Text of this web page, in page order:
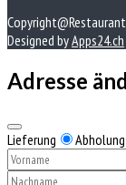
Designed byApps24.ch
Adresse
Lieferung Abholung